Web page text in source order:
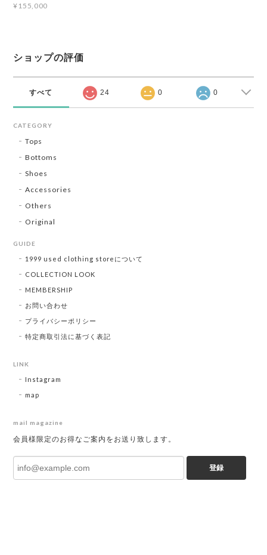
¥155,000
ショップの評価
すべて 24 0 0
CATEGORY
Tops
Bottoms
Shoes
Accessories
Others
Original
GUIDE
1999 used clothing storeについて
COLLECTION LOOK
MEMBERSHIP
お問い合わせ
プライバシーポリシー
特定商取引法に基づく表記
LINK
Instagram
map
mail magazine
会員様限定のお得なご案内をお送り致します。
登録